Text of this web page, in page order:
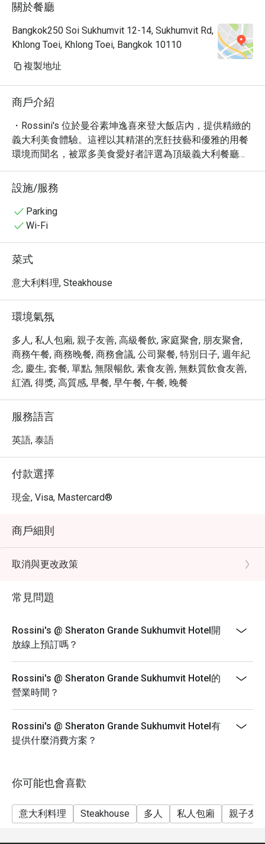
關於餐廳
Bangkok250 Soi Sukhumvit 12-14, Sukhumvit Rd,
Khlong Toei, Khlong Toei, Bangkok 10110
複製地址
商戶介紹
・Rossini's 位於曼谷素坤逸喜來登大飯店內，提供精緻的
義大利美食體驗。這裡以其精湛的烹飪技藝和優雅的用餐
環境而聞名，被眾多美食愛好者評選為頂級義大利餐廳之
一。
・Rossini's 的菜單精心設計，融合了傳統義大利風味與現
代烹飪技巧。必嚐的包括新鮮的松露料理、口感豐富的羊
排以及令人難忘的義式燴飯。餐廳提供多種精選葡萄酒，
完美搭配每一道佳餚。
點。無論是浪漫的晚餐約會，還是與朋友共享美食，
Rossini's 都是您的理想之選。
・立即透過 Eatigo 預訂 Rossini's，享受高達 5 折的獨家
設施/服務
Parking
Wi-Fi
菜式
意大利料理, Steakhouse
環境氣氛
多人, 私人包廂, 親子友善, 高級餐飲, 家庭聚會, 朋友聚會,
商務午餐, 商務晚餐, 商務會議, 公司聚餐, 特別日子, 週年紀
念, 慶生, 套餐, 單點, 無限暢飲, 素食友善, 無麩質飲食友善,
紅酒, 得獎, 高質感, 早餐, 早午餐, 午餐, 晚餐
服務語言
英語, 泰語
付款選擇
現金, Visa, Mastercard®
商戶細則
取消與更改政策
常見問題
Rossini's @ Sheraton Grande Sukhumvit Hotel開
放線上預訂嗎？
Rossini's @ Sheraton Grande Sukhumvit Hotel的
營業時間？
Rossini's @ Sheraton Grande Sukhumvit Hotel有
提供什麼消費方案？
你可能也會喜歡
意大利料理 Steakhouse 多人 私人包廂 親子友